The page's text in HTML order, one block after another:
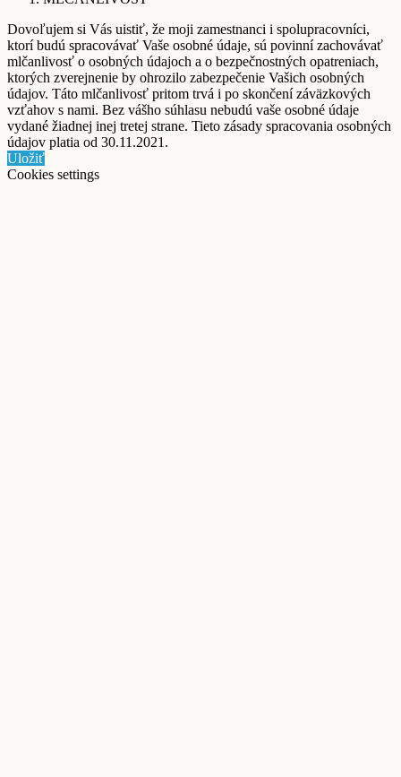
Dovoľujem si Vás uistiť, že moji zamestnanci i spolupracovníci,
ktorí budú spracovávať Vaše osobné údaje, sú povinní zachovávať
mlčanlivosť o osobných údajoch a o bezpečnostných opatreniach,
ktorých zverejnenie by ohrozilo zabezpečenie Vašich osobných
údajov. Táto mlčanlivosť pritom trvá i po skončení záväzkových
vzťahov s nami. Bez vášho súhlasu nebudú vaše osobné údaje
vydané žiadnej inej tretej strane. Tieto zásady spracovania osobných
údajov platia od 30.11.2021.
Uložiť
Cookies settings